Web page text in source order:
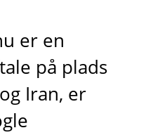
er en
på plads
Iran, er